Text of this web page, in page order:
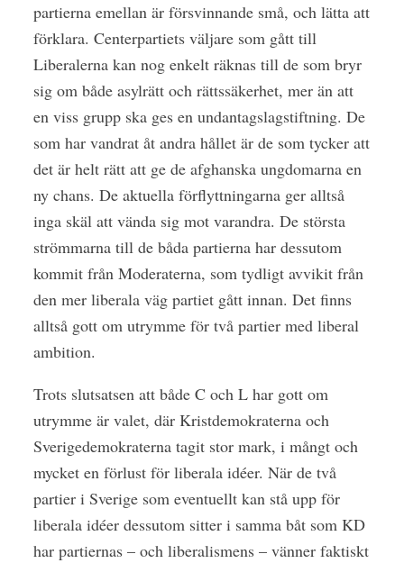
partierna emellan är försvinnande små, och lätta att
förklara. Centerpartiets väljare som gått till
Liberalerna kan nog enkelt räknas till de som bryr
sig om både asylrätt och rättssäkerhet, mer än att
en viss grupp ska ges en undantagslagstiftning. De
som har vandrat åt andra hållet är de som tycker att
det är helt rätt att ge de afghanska ungdomarna en
ny chans. De aktuella förflyttningarna ger alltså
inga skäl att vända sig mot varandra. De största
strömmarna till de båda partierna har dessutom
kommit från Moderaterna, som tydligt avvikit från
den mer liberala väg partiet gått innan. Det finns
alltså gott om utrymme för två partier med liberal
ambition.
Trots slutsatsen att både C och L har gott om
utrymme är valet, där Kristdemokraterna och
Sverigedemokraterna tagit stor mark, i mångt och
mycket en förlust för liberala idéer. När de två
partier i Sverige som eventuellt kan stå upp för
liberala idéer dessutom sitter i samma båt som KD
har partiernas – och liberalismens – vänner faktiskt